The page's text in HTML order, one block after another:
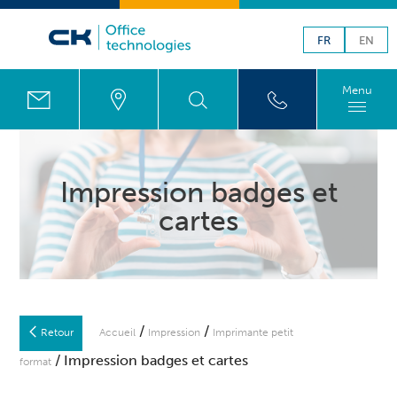
FR EN
Menu
Impression badges et
cartes
Retour Accueil / Impression / Imprimante petit
format / Impression badges et cartes